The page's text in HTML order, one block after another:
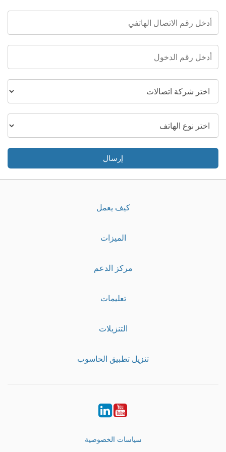
إرسال
كيف يعمل
الميزات
مركز الدعم
تعليمات
التنزيلات
تنزيل تطبيق الحاسوب
Youtube
LinkedIn
سياسات الخصوصية